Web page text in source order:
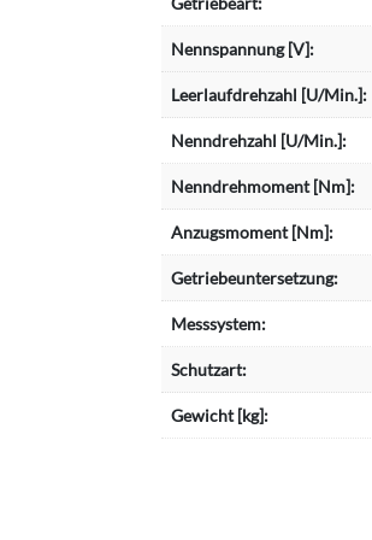
Nennspannung [V]:
Leerlaufdrehzahl [U/Min.]:
Nenndrehzahl [U/Min.]:
Nenndrehmoment [Nm]:
Anzugsmoment [Nm]:
Getriebeuntersetzung:
Messsystem:
Schutzart:
Gewicht [kg]: